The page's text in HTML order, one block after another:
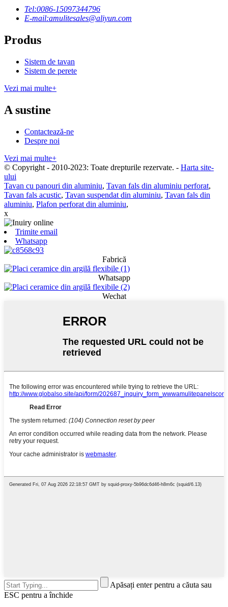
Tel:0086-15097344796
E-mail:amulitesales@aliyun.com
Produs
Sistem de tavan
Sistem de perete
Vezi mai multe+
A sustine
Contactează-ne
Despre noi
Vezi mai multe+
© Copyright - 2010-2023: Toate drepturile rezervate. - Harta site-
ului
Tavan cu panouri din aluminiu, Tavan fals din aluminiu perforat,
Tavan fals acustic, Tavan suspendat din aluminiu, Tavan fals din
aluminiu, Plafon perforat din aluminiu,
x
Trimite email
Whatsapp
Fabrică
Whatsapp
Wechat
Apăsați enter pentru a căuta sau
ESC pentru a închide